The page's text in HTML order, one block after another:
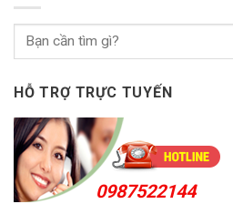
Sóng
HỖ TRỢ TRỰC TUYẾN
0987522144